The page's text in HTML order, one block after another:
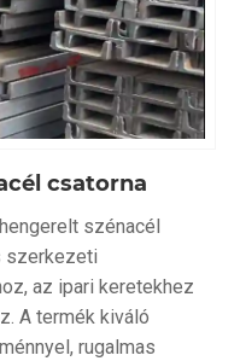
csatorna
szénacél
szerkezeti
az ipari keretekhez
A termék kiváló
rugalmas